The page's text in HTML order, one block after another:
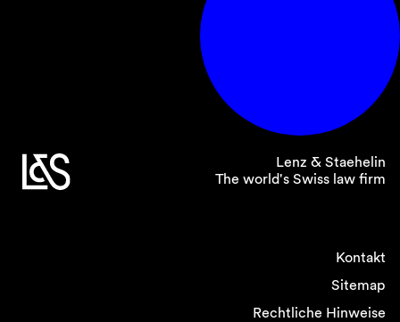
Lenz & Staehelin
The world's Swiss law firm
Kontakt
Sitemap
Rechtliche Hinweise